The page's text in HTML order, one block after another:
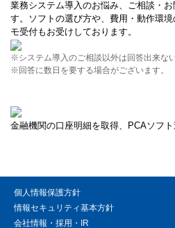
業務システム導入のお悩み、ご相談・
す。ソフトの選び方や、費用・動作環
モ受付もお受けしております。
※システム導入のご相談以外は回答出来な
※回答に数日を要する場合がございます。
金融機関の口座明細を取得、PCAソフ
個人情報保護方針
情報セキュリティ基本方針
会社情報・採用・IR